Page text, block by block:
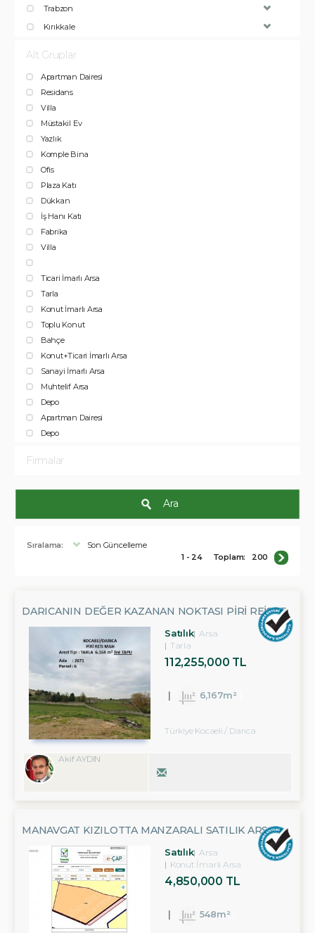
Trabzon
Kırıkkale
Alt Gruplar
Apartman Dairesi
Residans
Villa
Müstakil Ev
Yazlık
Komple Bina
Ofis
Plaza Katı
Dükkan
İş Hanı Katı
Fabrika
Villa
Ticari İmarlı Arsa
Tarla
Konut İmarlı Arsa
Toplu Konut
Bahçe
Konut+Ticari İmarlı Arsa
Sanayi İmarlı Arsa
Muhtelif Arsa
Depo
Apartman Dairesi
Depo
Firmalar
Ara
Sıralama:
Son Güncelleme
1 - 24
Toplam: 200
DARICANIN DEĞER KAZANAN NOKTASI PIRI REISTE
Satılık Arsa
Tarla
112,255,000 TL
6,167m²
Türkiye Kocaeli / Darıca
Akif AYDIN
MANAVGAT KIZILOTTA MANZARALI SATILIK ARSA -
Satılık Arsa
Konut İmarlı Arsa
4,850,000 TL
548m²